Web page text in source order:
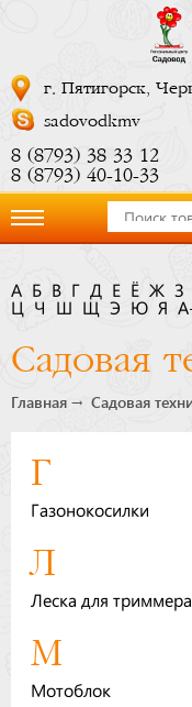
г. Пятигорск,
sadovodkmv
8 (8793) 38 33 12
8 (8793) 40-10-33
компании
Новости
сейчас
Бренды
Доставка
А Б В Г Д Е Ё Ж З
Ч Э Ю Я
Садовая
Главная Садовая
Г
Газонокосилки
Л
Леска для триммера
М
Мотоблок